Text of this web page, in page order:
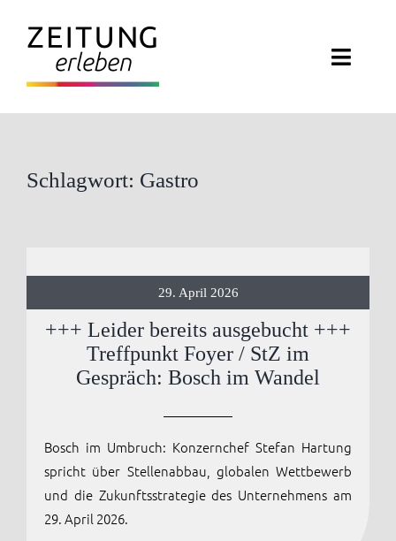
Inhalt
springen
VERANSTALTUNGEN
NEWSLETTER
KONTAKT
Schlagwort: Gastro
29. April 2026
+++ Leider bereits ausgebucht +++
Treffpunkt Foyer / StZ im
Gespräch: Bosch im Wandel
Bosch im Umbruch: Konzernchef Stefan Hartung
spricht über Stellenabbau, globalen Wettbewerb
und die Zukunftsstrategie des Unternehmens am
29. April 2026.